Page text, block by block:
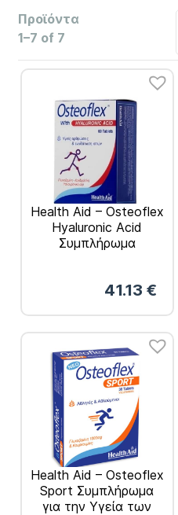
Προϊόντα
1–7 of 7
Health Aid – Osteoflex
Hyaluronic Acid
Συμπλήρωμα
Υγιείς Αρθρώσεις
41.13 €
Health Aid – Osteoflex
Sport Συμπλήρωμα
για την Υγεία των